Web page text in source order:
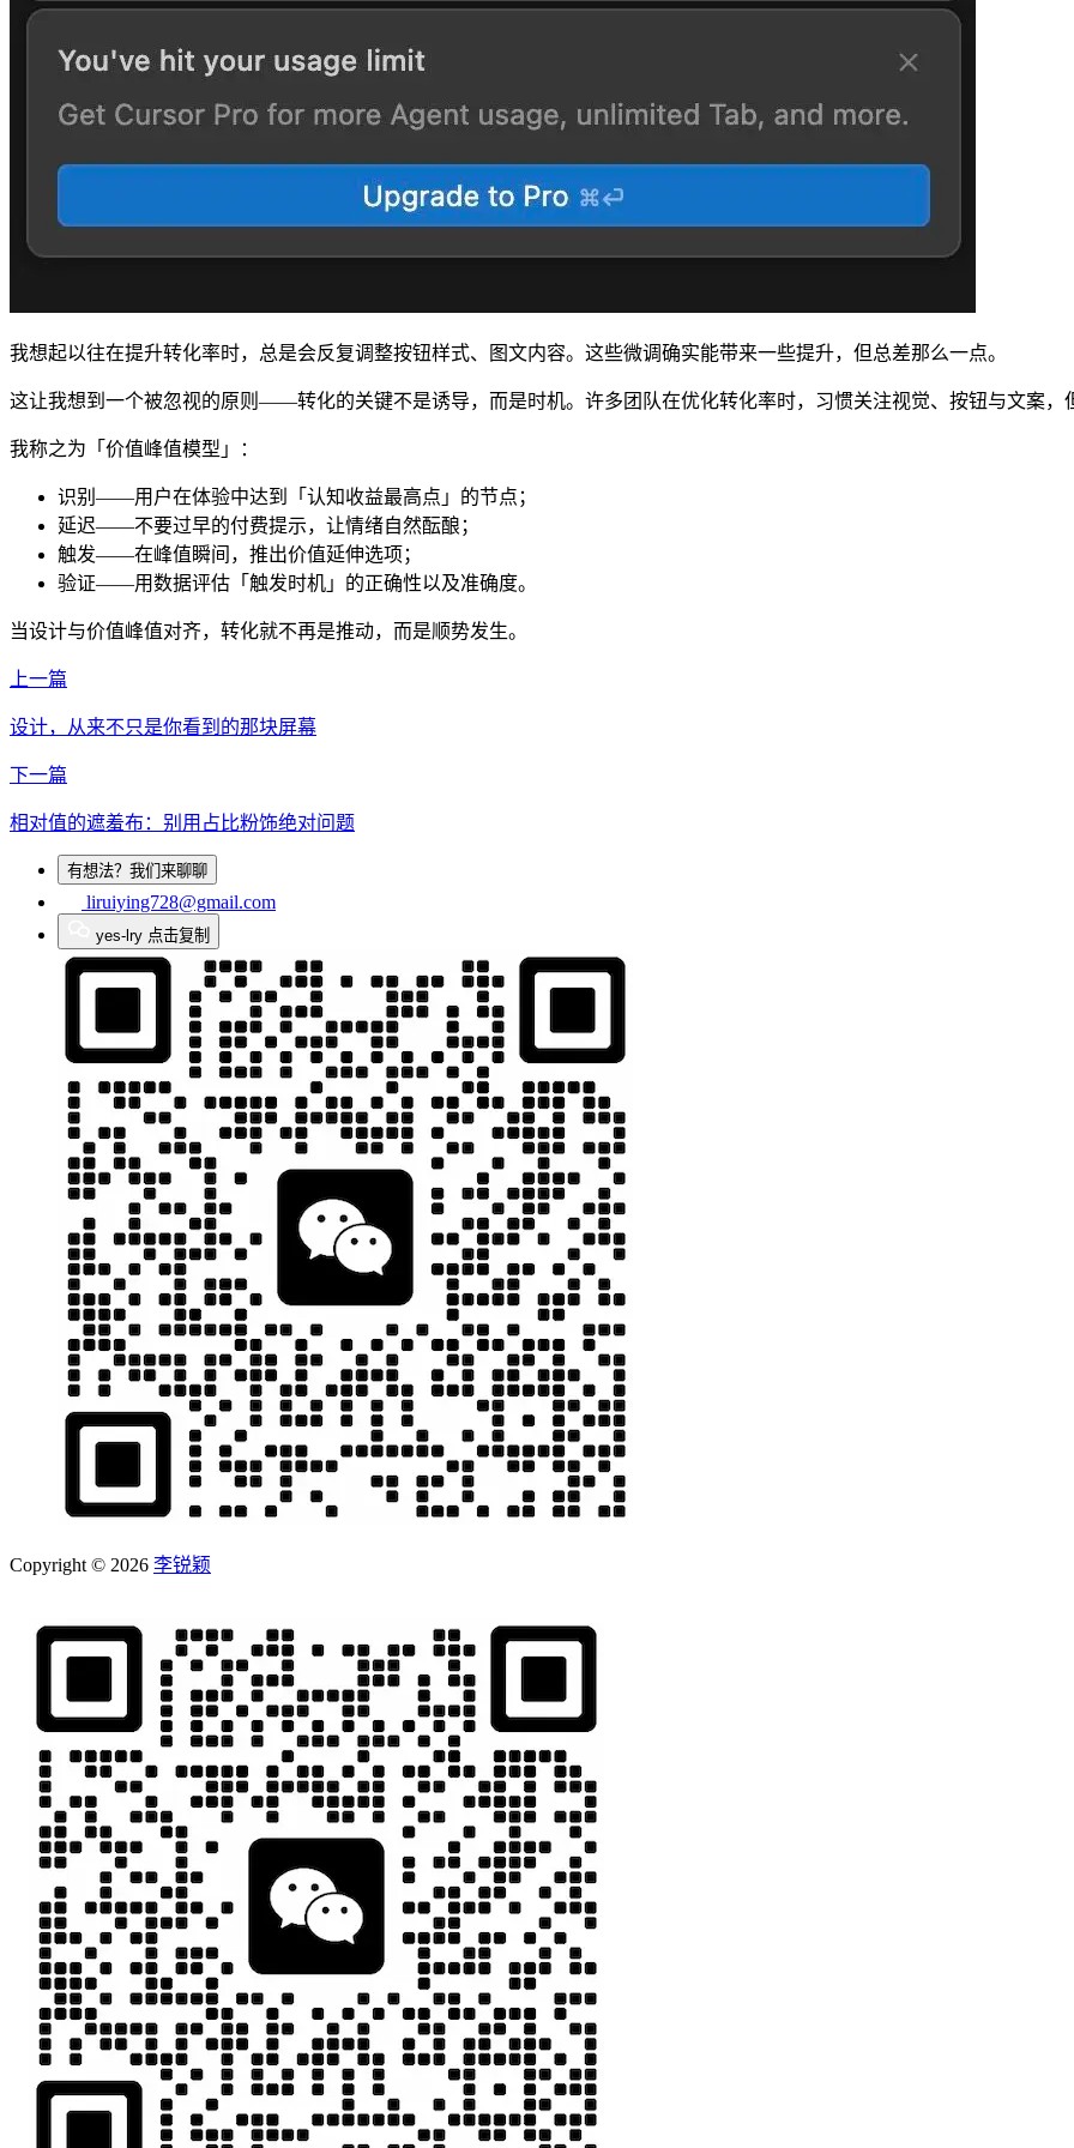
我想起以往在提升转化率时，总是会反复调整按钮样式、图文内容。这些微调确实能带来一些提升，但总差那么一点。
这让我想到一个被忽视的原则——转化的关键不是诱导，而是时机。许多团队在优化转化率时，习惯关注视觉、按钮与文案
我称之为「价值峰值模型」：
识别——用户在体验中达到「认知收益最高点」的节点；
延迟——不要过早的付费提示，让情绪自然酝酿；
触发——在峰值瞬间，推出价值延伸选项；
验证——用数据评估「触发时机」的正确性以及准确度。
当设计与价值峰值对齐，转化就不再是推动，而是顺势发生。
上一篇
设计，从来不只是你看到的那块屏幕
下一篇
相对值的遮羞布：别用占比粉饰绝对问题
有想法？我们来聊聊
liruiying728@gmail.com
yes-lry 点击复制
Copyright © 2026 李锐颖